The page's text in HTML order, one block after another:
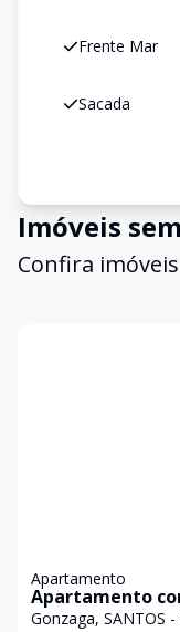
Frente Mar
Sacada
Imóveis
Confira
Apartamento
Apartamento
Gonzaga, predio
Gonzaga, SANTOS -